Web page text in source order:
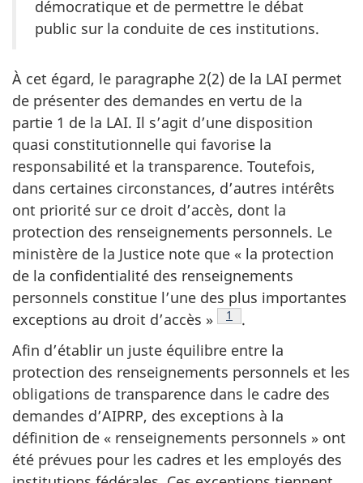
démocratique et de permettre le débat
public sur la conduite de ces institutions.
À cet égard, le paragraphe 2(2) de la LAI permet
de présenter des demandes en vertu de la
partie 1 de la LAI. Il s’agit d’une disposition
quasi constitutionnelle qui favorise la
responsabilité et la transparence. Toutefois,
dans certaines circonstances, d’autres intérêts
ont priorité sur ce droit d’accès, dont la
protection des renseignements personnels. Le
ministère de la Justice note que « la protection
de la confidentialité des renseignements
personnels constitue l’une des plus importantes
exceptions au droit d’accès »
Note de bas de page
1
.
Afin d’établir un juste équilibre entre la
protection des renseignements personnels et les
obligations de transparence dans le cadre des
demandes d’AIPRP, des exceptions à la
définition de « renseignements personnels » ont
été prévues pour les cadres et les employés des